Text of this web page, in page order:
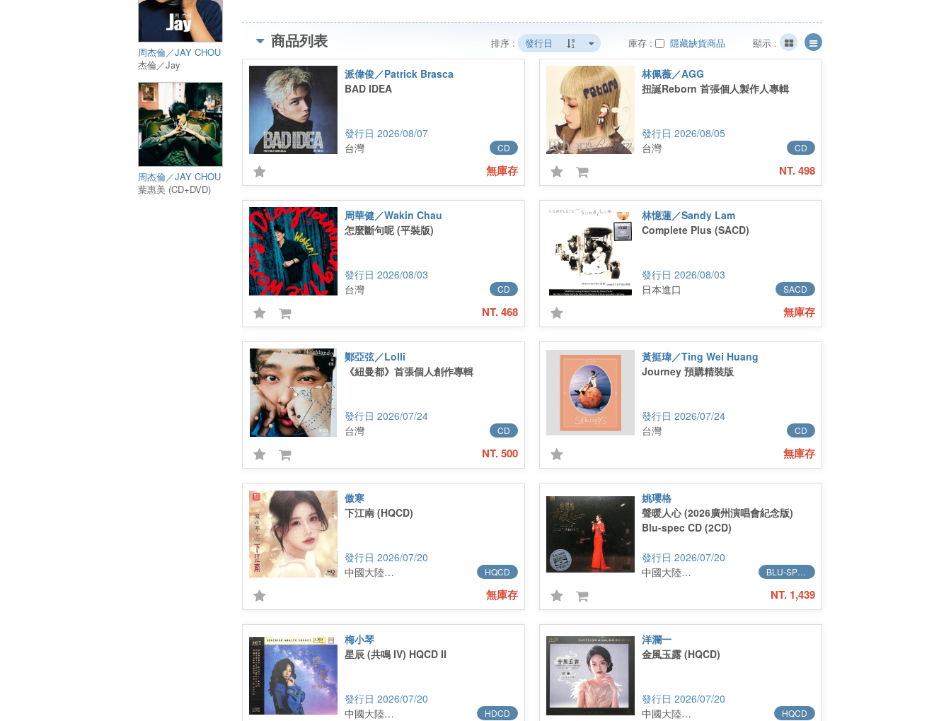
周杰倫／JAY CHOU
杰倫／Jay
周杰倫／JAY CHOU
葉惠美 (CD+DVD)
排序 : 發行日 庫存 : 隱藏缺貨商品 顯示 :
商品列表
派偉俊／Patrick Brasca
BAD IDEA
2026/08/07
CD
台灣
無庫存
林佩薇／AGG
扭誕Reborn ⾸張個⼈製作⼈專輯
2026/08/05
CD
台灣
NT. 498
周華健／Wakin Chau
怎麼斷句呢 (平裝版)
2026/08/03
CD
台灣
NT. 468
林憶蓮／Sandy Lam
Complete Plus (SACD)
2026/08/03
SACD
日本進口
無庫存
鄭亞弦／Lolli
《紐曼都》首張個人創作專輯
2026/07/24
CD
台灣
NT. 500
黃挺瑋／Ting Wei Huang
Journey 預購精裝版
2026/07/24
CD
台灣
無庫存
傲寒
下江南 (HQCD)
2026/07/20
HQCD
中國大陸進口
無庫存
姚瓔格
聲暖人心 (2026廣州演唱會紀念版)
Blu-spec CD (2CD)
2026/07/20
BLU-SPEC
中國大陸進口
NT. 1,439
梅小琴
星辰 (共鳴 IV) HQCD II
2026/07/20
HDCD
中國大陸進口
洋瀾一
金風玉露 (HQCD)
2026/07/20
HQCD
中國大陸進口